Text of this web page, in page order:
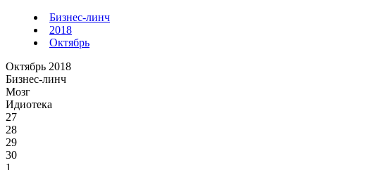
Бизнес-линч
2018
Октябрь
Октябрь 2018
Бизнес-линч
Мозг
Идиотека
27
28
29
30
1